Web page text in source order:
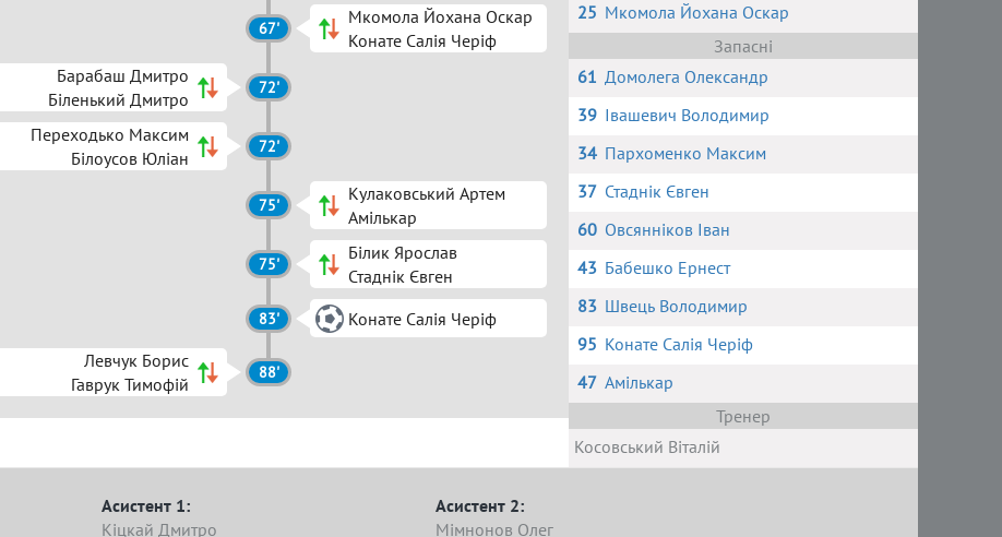
67'
Мкомола Йохана Оскар
Конате Салія Черіф
Барабаш Дмитро
Біленький Дмитро
72'
Переходько Максим
Білоусов Юліан
72'
75'
Кулаковський Артем
Амількар
75'
Білик Ярослав
Стаднік Євген
83'
Конате Салія Черіф
Левчук Борис
Гаврук Тимофій
88'
25 Мкомола Йохана Оскар
Запасні
61 Домолега Олександр
39 Івашевич Володимир
34 Пархоменко Максим
37 Стаднік Євген
60 Овсянніков Іван
43 Бабешко Ернест
83 Швець Володимир
95 Конате Салія Черіф
47 Амількар
Тренер
Косовський Віталій
Асистент 1:
Кіцкай Дмитро
Асистент 2:
Мімнонов Олег